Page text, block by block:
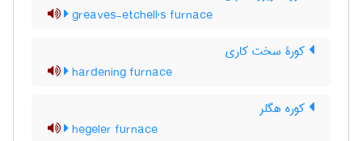
greaves-etchell's furnace
کورۀ سخت کاری
hardening furnace
کوره هگلر
hegeler furnace